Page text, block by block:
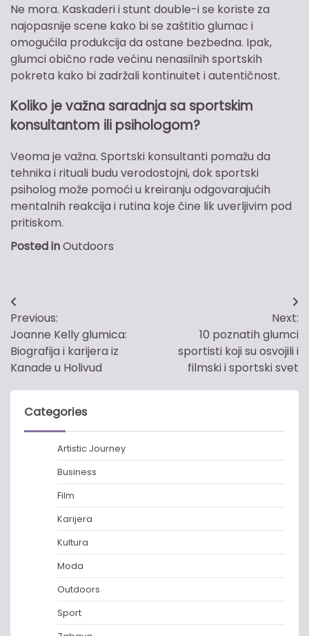
Ne mora. Kaskaderi i stunt double-i se koriste za
najopasnije scene kako bi se zaštitio glumac i
omogućila produkcija da ostane bezbedna. Ipak,
glumci obično rade većinu nenasilnih sportskih
pokreta kako bi zadržali kontinuitet i autentičnost.
Koliko je važna saradnja sa sportskim
konsultantom ili psihologom?
Veoma je važna. Sportski konsultanti pomažu da
tehnika i rituali budu verodostojni, dok sportski
psiholog može pomoći u kreiranju odgovarajućih
mentalnih reakcija i rutina koje čine lik uverljivim pod
pritiskom.
Posted inOutdoors
Post
navigation
Previous:
Joanne Kelly glumica:
Biografija i karijera iz
Kanade u Holivud
Next:
10 poznatih glumci
sportisti koji su osvojili i
filmski i sportski svet
Categories
Artistic Journey
Business
Film
Karijera
Kultura
Moda
Outdoors
Sport